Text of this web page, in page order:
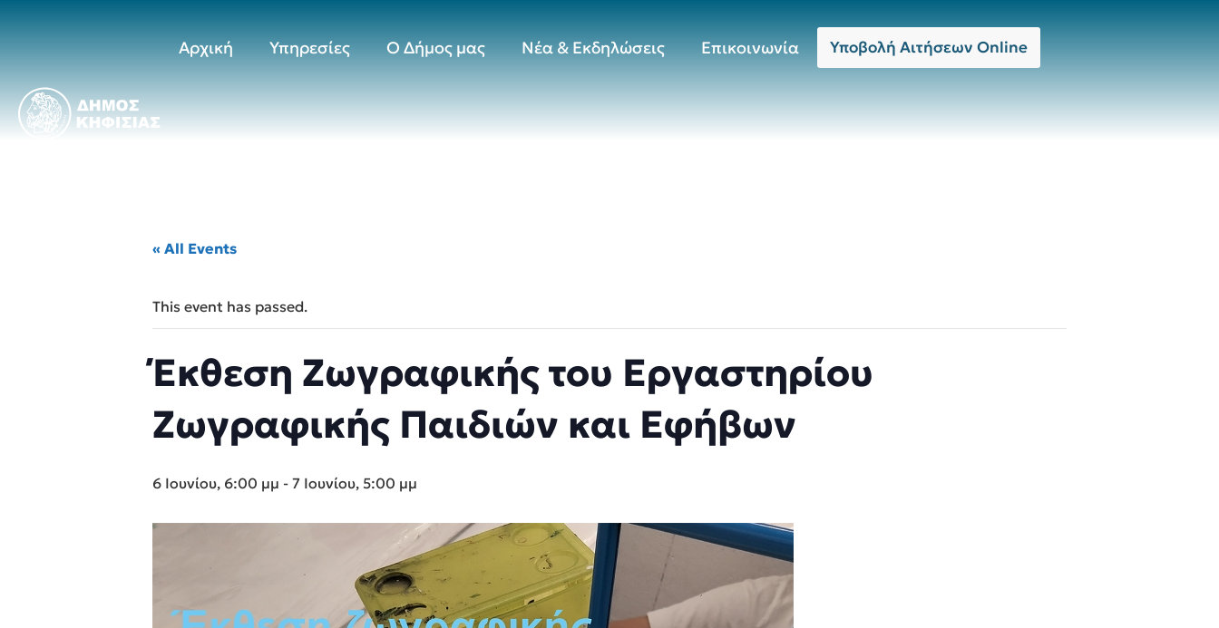
Αρχική Υπηρεσίες Ο Δήμος μας Νέα & Εκδηλώσεις Επικοινωνία Υποβολή Αιτήσεων Online
« All Events
This event has passed.
Έκθεση Ζωγραφικής του Εργαστηρίου
Ζωγραφικής Παιδιών και Εφήβων
6 Ιουνίου, 6:00 μμ - 7 Ιουνίου, 5:00 μμ